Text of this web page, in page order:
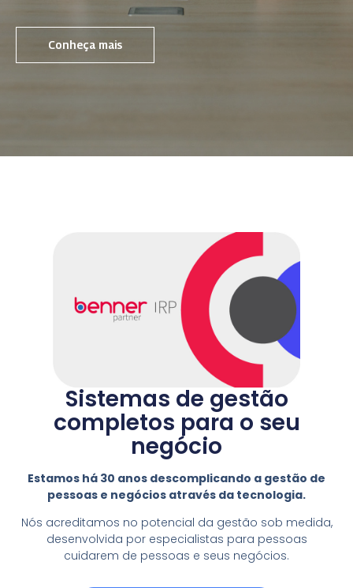
Conheça mais
Sistemas de gestão
completos para o seu
negócio
Estamos há 30 anos descomplicando a gestão de
pessoas e negócios através da tecnologia.
Nós acreditamos no potencial da gestão sob medida,
desenvolvida por especialistas para pessoas
cuidarem de pessoas e seus negócios.